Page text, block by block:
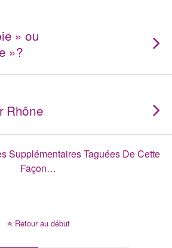
» ou
»?
Rhône
Supplémentaires Taguées De Cette
Façon…
Retour au début